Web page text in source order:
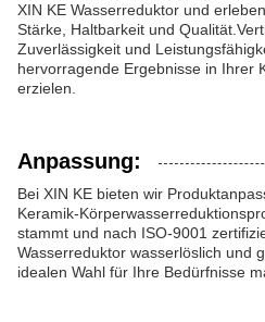
XIN KE Wasserreduktor und
Stärke, Haltbarkeit und
Zuverlässigkeit und
hervorragende Ergebnisse in Ihrer
erzielen.
Anpassung:
Bei XIN KE bieten wir
Keramik-
stammt und nach ISO-9001
Wasserreduktor wasserlöslich und
idealen Wahl für Ihre Bedürfnisse